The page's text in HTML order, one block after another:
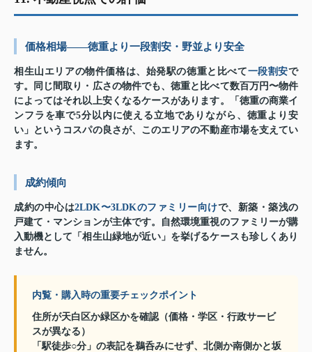
価格相場——徳重より一段割安・野並より安全
相生山エリアの物件価格は、始発駅の徳重と比べて一段割安で
す。同じ間取り・広さの物件でも、徳重と比べて数百万円〜物件
によってはそれ以上安くなるケースがあります。「徳重の商業イ
ンフラを車で5分以内に使える立地でありながら、徳重より安
い」というコスパの良さが、このエリアの不動産市場を支えてい
ます。
成約傾向
成約の中心は2LDK〜3LDKのファミリー向けで、新築・築浅の
戸建て・マンションが主体です。自然環境重視のファミリーが購
入動機として「相生山緑地が近い」を挙げるケースも珍しくあり
ません。
内覧・購入時の重要チェックポイント
住所が天白区か緑区かを確認（価格・学区・行政サービ
スが異なる）
「駅徒歩○分」の表記を鵜呑みにせず、北側か南側かと坂